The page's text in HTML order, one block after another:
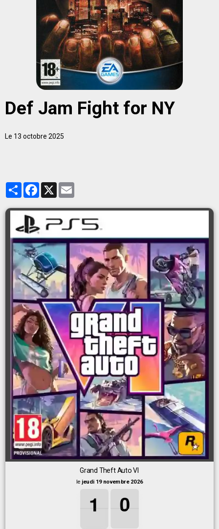
Def Jam Fight for NY
Le 13 octobre 2025
PartagerFacebook
X
Grand Theft Auto VI
le jeudi 19 novembre 2026
1
1
1
1 0
0
0
0